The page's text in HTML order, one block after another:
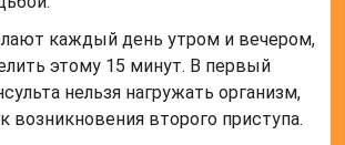
каждый день утром и вечером,
этому 15 минут. В первый
нельзя нагружать организм,
возникновения второго приступа.